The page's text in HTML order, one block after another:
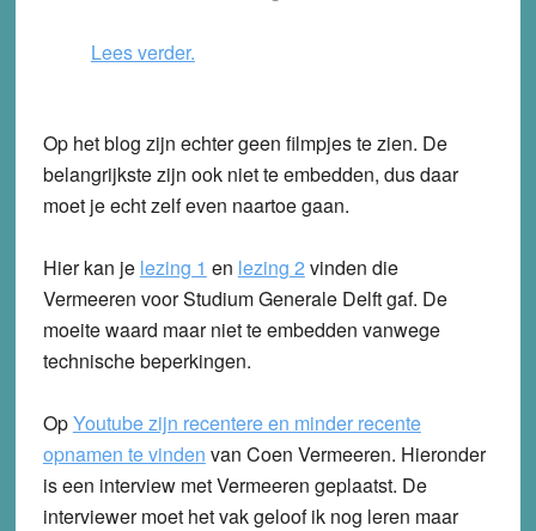
Lees verder.
Op het blog zijn echter geen filmpjes te zien. De
belangrijkste zijn ook niet te embedden, dus daar
moet je echt zelf even naartoe gaan.
Hier kan je lezing 1 en lezing 2 vinden die
Vermeeren voor Studium Generale Delft gaf. De
moeite waard maar niet te embedden vanwege
technische beperkingen.
OpYoutube zijn recentere en minder recente
opnamen te vinden van Coen Vermeeren. Hieronder
is een interview met Vermeeren geplaatst. De
interviewer moet het vak geloof ik nog leren maar